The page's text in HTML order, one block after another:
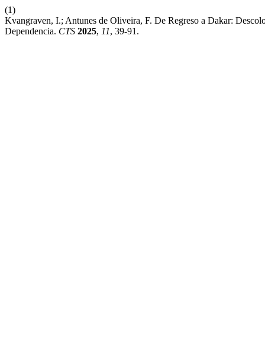
(1)
Kvangraven, I.; Antunes de Oliveira, F. De Regreso a Dakar:
Dependencia. CTS 2025, 11, 39-91.